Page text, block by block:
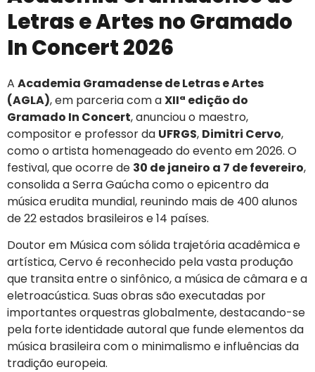
Letras e Artes no Gramado
In Concert 2026
A Academia Gramadense de Letras e Artes
(AGLA), em parceria com aXIIª edição do
Gramado In Concert, anunciou o maestro,
compositor e professor da UFRGS, Dimitri Cervo,
como o artista homenageado do evento em 2026. O
festival, que ocorre de 30 de janeiro a 7 de fevereiro,
consolida a Serra Gaúcha como o epicentro da
música erudita mundial, reunindo mais de 400 alunos
de 22 estados brasileiros e 14 países.
Doutor em Música com sólida trajetória acadêmica e
artística, Cervo é reconhecido pela vasta produção
que transita entre o sinfônico, a música de câmara e a
eletroacústica. Suas obras são executadas por
importantes orquestras globalmente, destacando-se
pela forte identidade autoral que funde elementos da
música brasileira com o minimalismo e influências da
tradição europeia.